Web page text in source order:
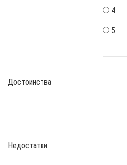
4
5
Достоинства
Недостатки